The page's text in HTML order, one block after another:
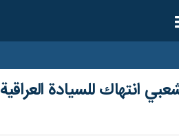
انتهاك للسيادة العراقية